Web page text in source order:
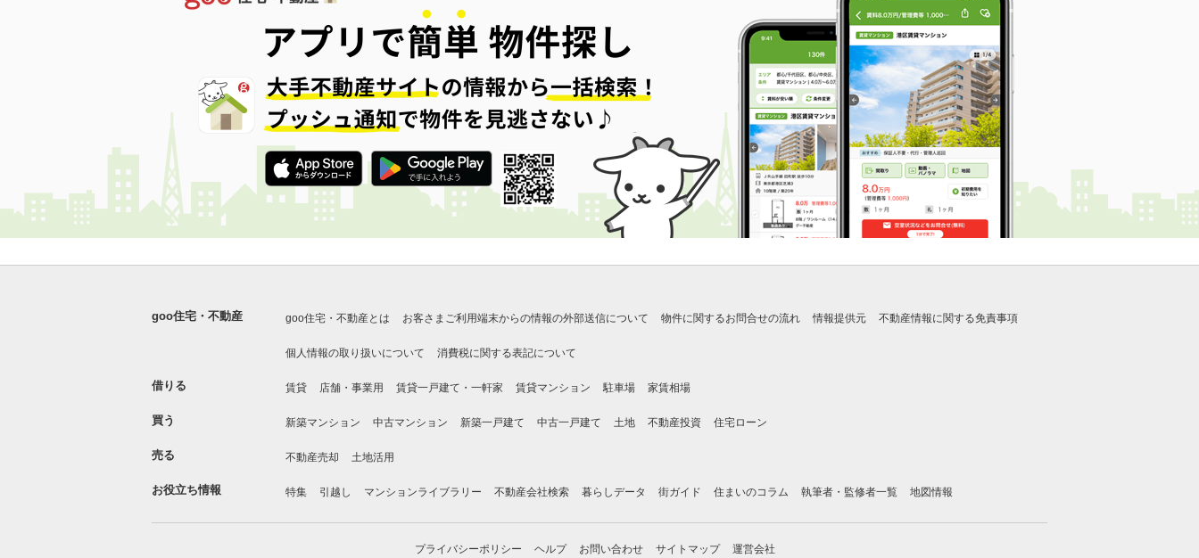
goo住宅・不動産 goo住宅・不動産とは お客さまご利用端末からの情報の外部送信について 物件に関するお問合せの流れ 情報提供元 不動産情報に関する免責事項
個人情報の取り扱いについて 消費税に関する表記について
借りる 賃貸 店舗・事業用 賃貸一戸建て・一軒家 賃貸マンション 駐車場 家賃相場
買う 新築マンション 中古マンション 新築一戸建て 中古一戸建て 土地 不動産投資 住宅ローン
売る 不動産売却 土地活用
お役立ち情報 特集 引越し マンションライブラリー 不動産会社検索 暮らしデータ 街ガイド 住まいのコラム 執筆者・監修者一覧 地図情報
プライバシーポリシー ヘルプ お問い合わせ サイトマップ 運営会社